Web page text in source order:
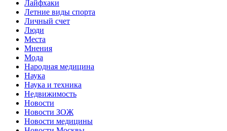
Лайфхаки
Летние виды спорта
Личный счет
Люди
Места
Мнения
Мода
Народная медицина
Наука
Наука и техника
Недвижимость
Новости
Новости ЗОЖ
Новости медицины